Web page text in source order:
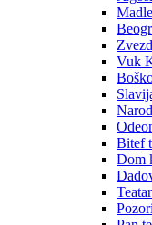
Vuk
Bitef
Dom